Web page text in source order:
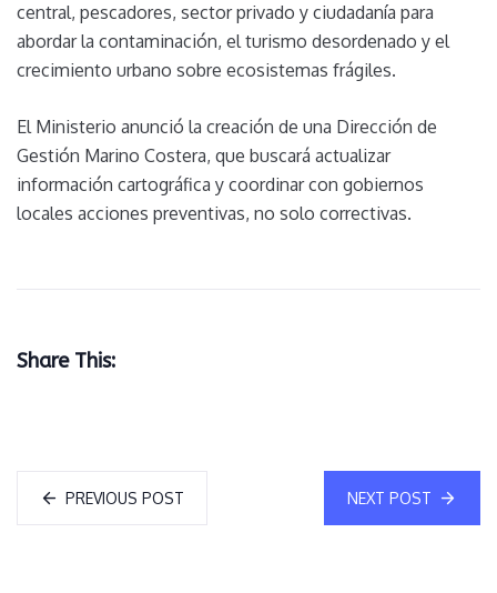
central, pescadores, sector privado y ciudadanía para
abordar la contaminación, el turismo desordenado y el
crecimiento urbano sobre ecosistemas frágiles.
El Ministerio anunció la creación de una Dirección de
Gestión Marino Costera, que buscará actualizar
información cartográfica y coordinar con gobiernos
locales acciones preventivas, no solo correctivas.
Share This:
PREVIOUS POST NEXT POST